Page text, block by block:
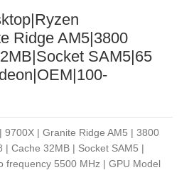
Ridge AM5|3800
SAM5|65
9700X | Granite Ridge AM5 | 3800
| Cache 32MB | Socket SAM5 |
frequency 5500 MHz | GPU Model